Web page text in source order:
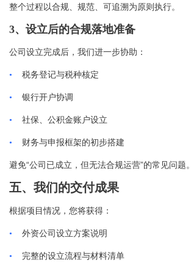
整个过程以合规、规范、可追溯为原则执行。
3、 设立后的合规落地准备
公司设立完成后，我们进一步协助：
• 税务登记与税种核定
• 银行开户协调
• 社保、公积金账户设立
• 财务与申报框架的初步搭建
避免“公司已成立，但无法合规运营”的常见问题。
五、我们的交付成果
根据项目情况，您将获得：
• 外资公司设立方案说明
• 完整的设立流程与材料清单